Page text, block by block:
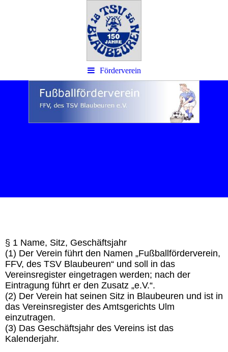
Förderverein
§ 1 Name, Sitz, Geschäftsjahr
(1) Der Verein führt den Namen „Fußballförderverein,
FFV, des TSV Blaubeuren“ und soll in das
Vereinsregister eingetragen werden; nach der
Eintragung führt er den Zusatz „e.V.“.
(2) Der Verein hat seinen Sitz in Blaubeuren und ist in
das Vereinsregister des Amtsgerichts Ulm
einzutragen.
(3) Das Geschäftsjahr des Vereins ist das
Kalenderjahr.